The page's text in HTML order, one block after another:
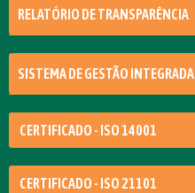
RELATÓRIO DE TRANSPARÊNCIA
SISTEMA DE GESTÃO INTEGRADA
CERTIFICADO - ISO 14001
CERTIFICADO - ISO 21101